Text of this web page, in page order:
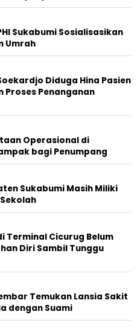
Sukabumi Sosialisasikan
Umrah
Diduga Hina Pasien
Proses Penanganan
Operasional di
bagi Penumpang
Sukabumi Masih Miliki
Terminal Cicurug Belum
Diri Sambil Tunggu
Temukan Lansia Sakit
dengan Suami